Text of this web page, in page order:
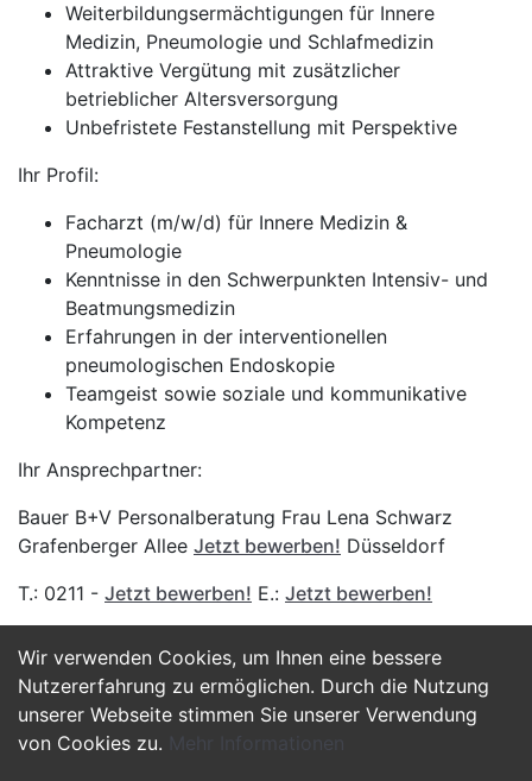
Wir verwenden Cookies, um Ihnen eine bessere
Nutzererfahrung zu ermöglichen. Durch die Nutzung
unserer Webseite stimmen Sie unserer Verwendung
von Cookies zu. Mehr Informationen
Weiterbildungsermächtigungen für Innere
Medizin, Pneumologie und Schlafmedizin
Attraktive Vergütung mit zusätzlicher
betrieblicher Altersversorgung
Unbefristete Festanstellung mit Perspektive
Ihr Profil:
Facharzt (m/w/d) für Innere Medizin &
Pneumologie
Kenntnisse in den Schwerpunkten Intensiv- und
Beatmungsmedizin
Erfahrungen in der interventionellen
pneumologischen Endoskopie
Teamgeist sowie soziale und kommunikative
Kompetenz
Ihr Ansprechpartner:
Bauer B+V Personalberatung Frau Lena Schwarz
Grafenberger Allee Jetzt bewerben! Düsseldorf
T.: 0211 - Jetzt bewerben! E.: Jetzt bewerben!
Jetzt Bewerben